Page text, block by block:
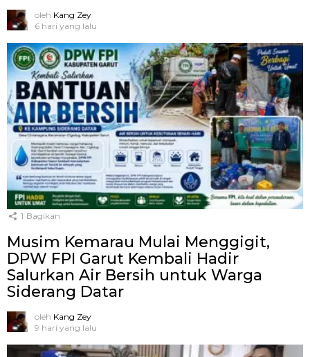
oleh Kang Zey
6 hari yang lalu
1 Bagikan
Musim Kemarau Mulai Menggigit,
DPW FPI Garut Kembali Hadir
Salurkan Air Bersih untuk Warga
Siderang Datar
oleh Kang Zey
9 hari yang lalu